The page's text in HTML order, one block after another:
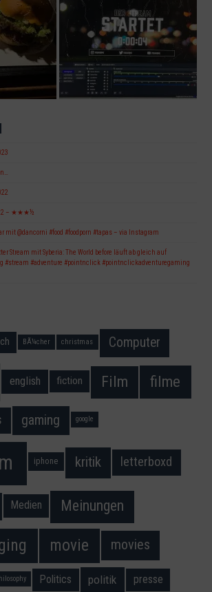
– ★★★½
mit @dancorni #food #foodporn #tapas – via Instagram
Stream mit Syberia: The World before läuft ab gleich auf
#stream #adventure #pointnclick #pointnclickadventuregaming
BÃ¼cher christmas Computer
english fiction Film filme
gaming google
iphone kritik letterboxd
Medien Meinungen
movie movies
Politics politik presse